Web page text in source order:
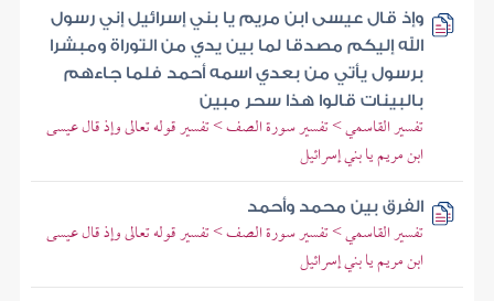
وإذ قال عيسى ابن مريم يا بني إسرائيل إني رسول
الله إليكم مصدقا لما بين يدي من التوراة ومبشرا
برسول يأتي من بعدي اسمه أحمد فلما جاءهم
بالبينات قالوا هذا سحر مبين
تفسير القاسمي > تفسير سورة الصف > تفسير قوله تعالى وإذ قال عيسى
ابن مريم يا بني إسرائيل
الفرق بين محمد وأحمد
تفسير القاسمي > تفسير سورة الصف > تفسير قوله تعالى وإذ قال عيسى
ابن مريم يا بني إسرائيل